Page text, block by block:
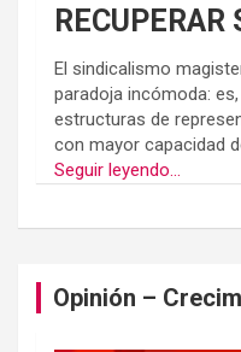
RECUPERAR
El sindicalismo
paradoja incómoda:
estructuras de
con mayor capacidad
Seguir leyendo...
Opinión –